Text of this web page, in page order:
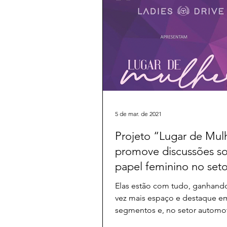
Projeto “Lugar de
promove discussões
papel feminino no
automotivo e duas
Elas estão com tudo,
vez mais espaço e destaque
segmentos e, no setor
5 de mar. de 2021